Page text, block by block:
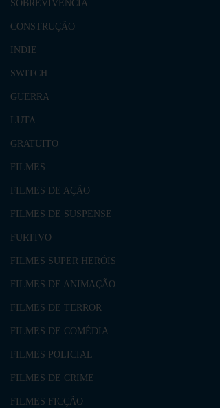
SOBREVIVÊNCIA
CONSTRUÇÃO
INDIE
SWITCH
GUERRA
LUTA
GRATUITO
FILMES
FILMES DE AÇÃO
FILMES DE SUSPENSE
FURTIVO
FILMES SUPER HERÓIS
FILMES DE ANIMAÇÃO
FILMES DE TERROR
FILMES DE COMÉDIA
FILMES POLICIAL
FILMES DE CRIME
FILMES FICÇÃO